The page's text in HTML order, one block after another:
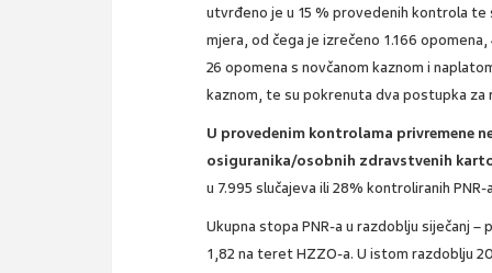
utvrđeno je u 15 % provedenih kontrola
mjera, od čega je izrečeno 1.166
26 opomena s novčanom kaznom i
kaznom, te su pokrenuta dva postupka za
U provedenim kontrolama privremene
osiguranika/osobnih zdravstvenih
u 7.995 slučajeva ili 28% kontroliranih PNR-
Ukupna stopa PNR-a u razdoblju siječanj
1,82 na teret HZZO-a. U istom razdoblju